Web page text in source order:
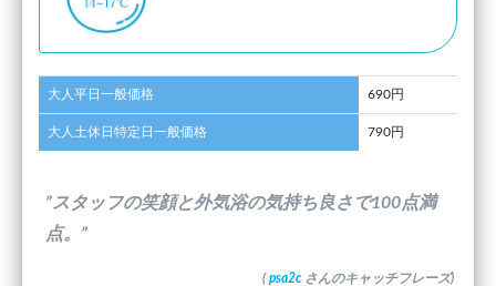
大人平日一般価格 690円
大人土休日特定日一般価格 790円
”スタッフの笑顔と外気浴の気持ち良さで100点満
点。”
( psa2c さんのキャッチフレーズ)